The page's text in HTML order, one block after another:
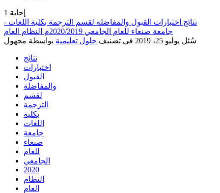
1 إجابة
نتائج اختبارات القبول والمفاضلة لقسم الترجمة بكلية اللغات -
جامعة صنعاء للعام الجامعي 2020/2019م النظام العام
سُئل يوليو 25، 2019 في تصنيف حلول تعليمية بواسطة مجهول
نتائج
اختبارات
القبول
والمفاضلة
لقسم
الترجمة
بكلية
اللغات
جامعة
صنعاء
للعام
الجامعي
2020
النظام
العام